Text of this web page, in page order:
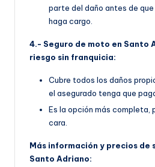
parte del daño antes de
haga cargo.
4.- Seguro de moto en Santo
riesgo sin franquicia:
Cubre todos los daños
el asegurado tenga que
Es la opción más completa,
cara.
Más información y precios de
Santo Adriano: